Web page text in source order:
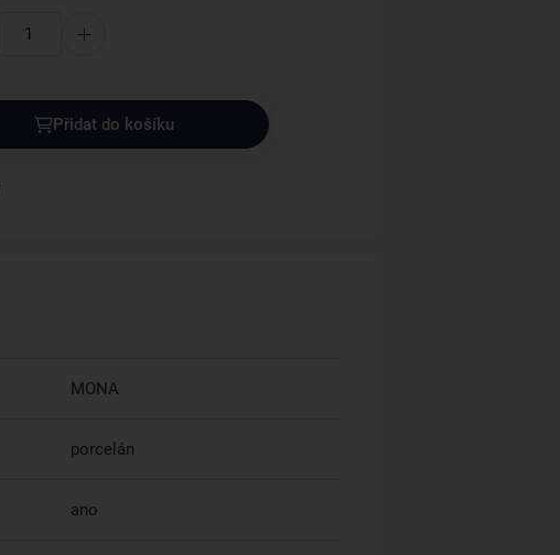
Přidat do košíku
MONA
porcelán
ano